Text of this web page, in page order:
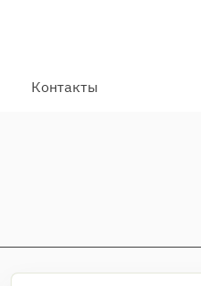
Контакты